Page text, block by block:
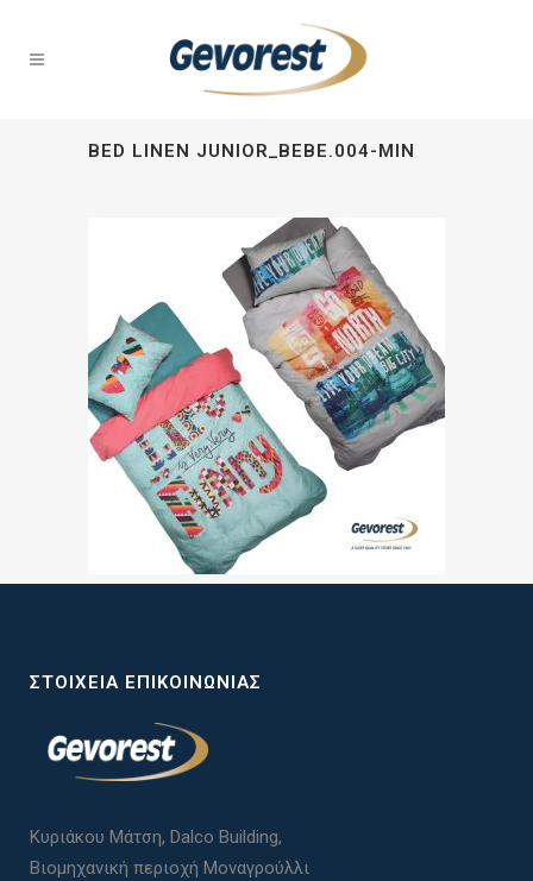
BED LINEN JUNIOR_BEBE.004-MIN
ΣΤΟΙΧΕΊΑ ΕΠΙΚΟΙΝΩΝΊΑΣ
Κυριάκου Μάτση, Dalco Building,
Βιομηχανική περιοχή Μοναγρούλλι